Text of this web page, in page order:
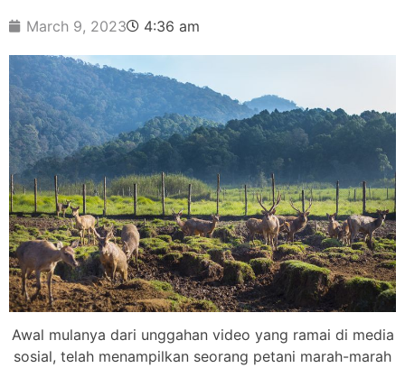
March 9, 2023 4:36 am
Awal mulanya dari unggahan video yang ramai di media
sosial, telah menampilkan seorang petani marah-marah